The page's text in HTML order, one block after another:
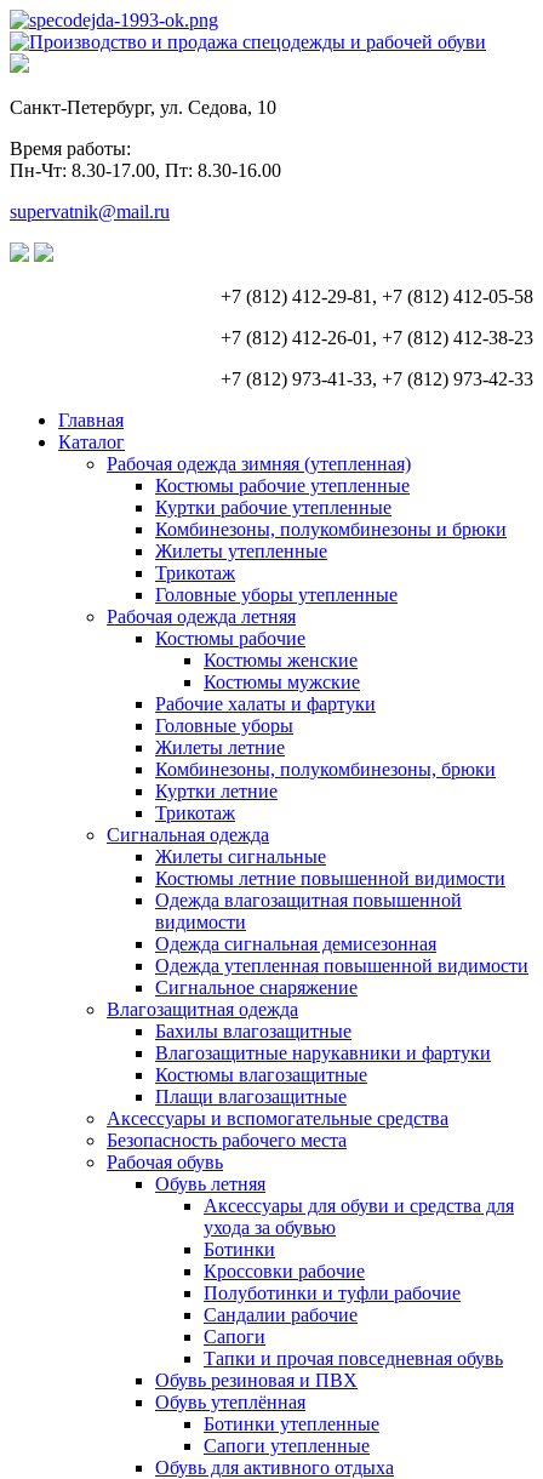
Санкт-Петербург, ул. Седова, 10
Время работы:
Пн-Чт: 8.30-17.00, Пт: 8.30-16.00
supervatnik@mail.ru
+7 (812) 412-29-81, +7 (812) 412-05-58
+7 (812) 412-26-01, +7 (812) 412-38-23
+7 (812) 973-41-33, +7 (812) 973-42-33
Главная
Каталог
Рабочая одежда зимняя (утепленная)
Костюмы рабочие утепленные
Куртки рабочие утепленные
Комбинезоны, полукомбинезоны и брюки
Жилеты утепленные
Трикотаж
Головные уборы утепленные
Рабочая одежда летняя
Костюмы рабочие
Костюмы женские
Костюмы мужские
Рабочие халаты и фартуки
Головные уборы
Жилеты летние
Комбинезоны, полукомбинезоны, брюки
Куртки летние
Трикотаж
Сигнальная одежда
Жилеты сигнальные
Костюмы летние повышенной видимости
Одежда влагозащитная повышенной
видимости
Одежда сигнальная демисезонная
Одежда утепленная повышенной видимости
Сигнальное снаряжение
Влагозащитная одежда
Бахилы влагозащитные
Влагозащитные нарукавники и фартуки
Костюмы влагозащитные
Плащи влагозащитные
Аксессуары и вспомогательные средства
Безопасность рабочего места
Рабочая обувь
Обувь летняя
Аксессуары для обуви и средства для
ухода за обувью
Ботинки
Кроссовки рабочие
Полуботинки и туфли рабочие
Сандалии рабочие
Сапоги
Тапки и прочая повседневная обувь
Обувь резиновая и ПВХ
Обувь утеплённая
Ботинки утепленные
Сапоги утепленные
Обувь для активного отдыха